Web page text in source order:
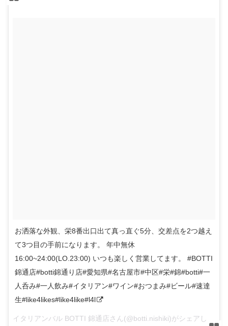
お洒落な外観、栄8番出口出て真っ直ぐ5分、交差点を2つ越え
て3つ目の手前になります。 年中無休
16:00~24:00(LO.23:00) いつも楽しく営業してます。 #BOTTI
錦通店#botti錦通り店#愛知県#名古屋市#中区#栄#錦#botti#一
人呑み#一人飲み#イタリアン#ワイン#おつまみ#ビール#速達
生#like4likes#like4like#l4l